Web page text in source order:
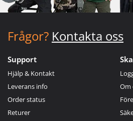
Frågor? Kontakta oss
Support
Hjälp & Kontakt
Leverans info
Order status
Returer
Om